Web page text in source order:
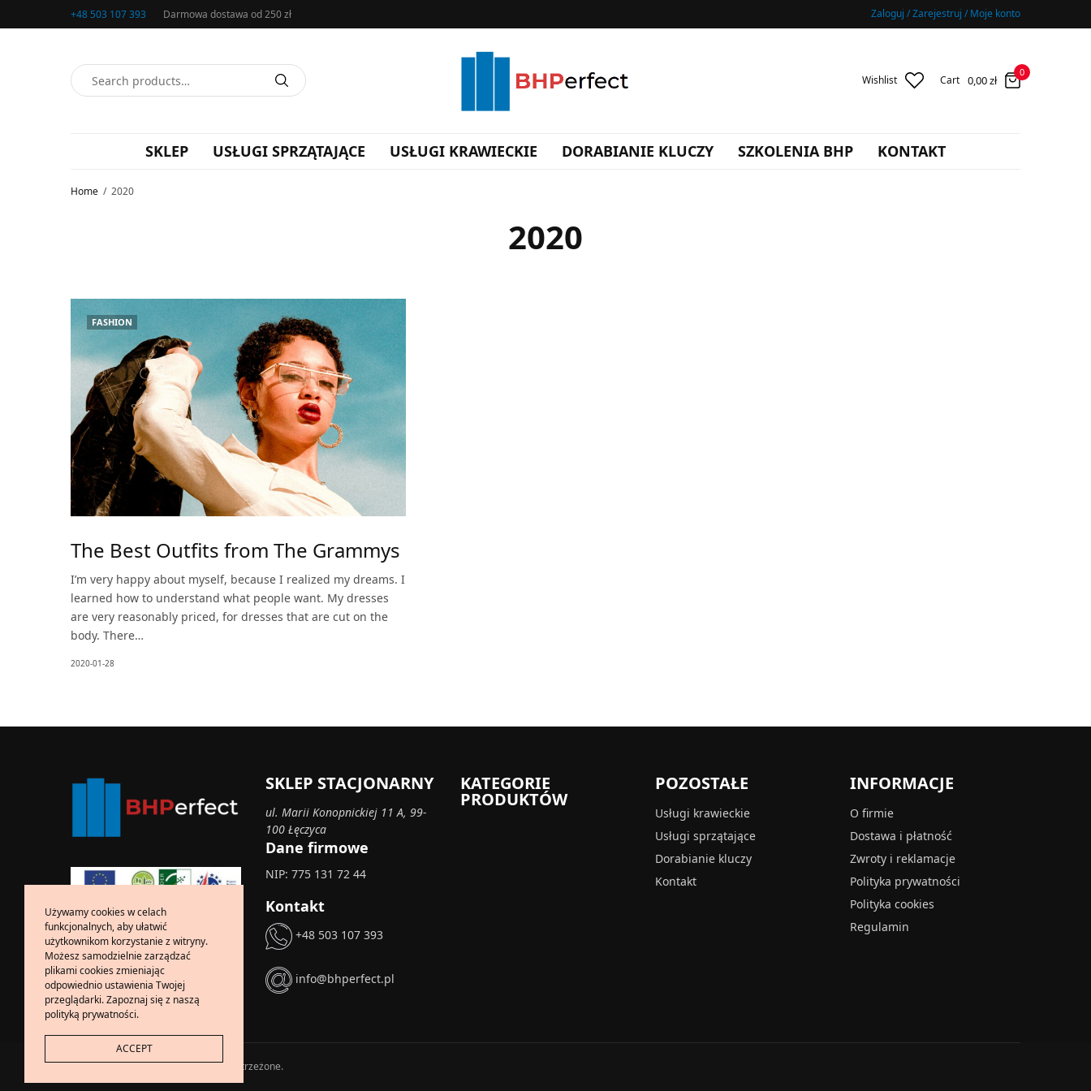
+48 503 107 393 Darmowa dostawa od 250 zł Zaloguj / Zarejestruj / Moje konto
Wishlist Cart 0,00zł
0
SKLEP USŁUGI SPRZĄTAJĄCE USŁUGI KRAWIECKIE DORABIANIE KLUCZY SZKOLENIA BHP KONTAKT
Home 2020
2020
FASHION
The Best Outfits from The Grammys
I’m very happy about myself, because I realized my dreams. I
learned how to understand what people want. My dresses
are very reasonably priced, for dresses that are cut on the
body. There…
2020-01-28
SKLEP STACJONARNY
ul. Marii Konopnickiej 11 A, 99-
100 Łęczyca
Dane firmowe
NIP: 775 131 72 44
Kontakt
+48 503 107 393
info@bhperfect.pl
KATEGORIE
PRODUKTÓW
POZOSTAŁE
Usługi krawieckie
Usługi sprzątające
Dorabianie kluczy
Kontakt
INFORMACJE
O firmie
Dostawa i płatność
Zwroty i reklamacje
Polityka prywatności
Polityka cookies
Regulamin
Copyright © 2024 Wszelkie prawa zastrzeżone.
Używamy cookies w celach
funkcjonalnych, aby ułatwić
użytkownikom korzystanie z witryny.
Możesz samodzielnie zarządzać
plikami cookies zmieniając
odpowiednio ustawienia Twojej
przeglądarki. Zapoznaj się z naszą
polityką prywatności.
ACCEPT